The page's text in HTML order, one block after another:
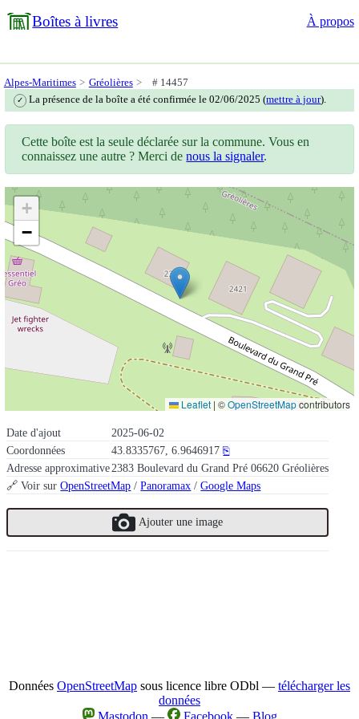
Boîtes à livres À propos
Alpes-Maritimes Gréolières # 14457
✓ La présence de la boîte a été confirmée le 02/06/2025 (mettre à jour).
Date d'ajout
2025-06-02
Coordonnées
43.8335767, 6.9646917 ⎘
Adresse approximative2383 Boulevard du Grand Pré 06620 Gréolières
🔗 Voir surOpenStreetMap /Panoramax /Google Maps
Ajouter une image
Cette boîte est la seule déclarée sur la commune. Vous en
connaissez une autre ? Merci denous la signaler.
+
−
Leaflet | ©OpenStreetMapcontributors
Données OpenStreetMap sous licence libre ODbl — télécharger les
données
Mastodon — Facebook— Blog